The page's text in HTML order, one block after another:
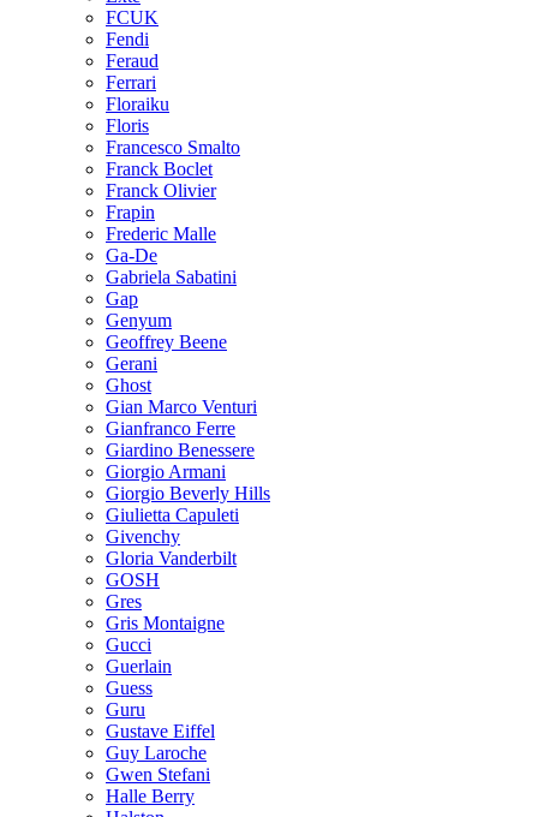
FCUK
Fendi
Feraud
Ferrari
Floraiku
Floris
Francesco Smalto
Franck Boclet
Franck Olivier
Frapin
Frederic Malle
Ga-De
Gabriela Sabatini
Gap
Genyum
Geoffrey Beene
Gerani
Ghost
Gian Marco Venturi
Gianfranco Ferre
Giardino Benessere
Giorgio Armani
Giorgio Beverly Hills
Giulietta Capuleti
Givenchy
Gloria Vanderbilt
GOSH
Gres
Gris Montaigne
Gucci
Guerlain
Guess
Guru
Gustave Eiffel
Guy Laroche
Gwen Stefani
Halle Berry